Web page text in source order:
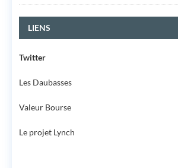
LIENS
Twitter
Les Daubasses
Valeur Bourse
Le projet Lynch